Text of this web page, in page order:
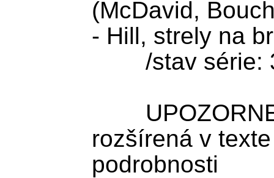
(McDavid,
- Hill, strely na
rozšírená v
podrobnosti